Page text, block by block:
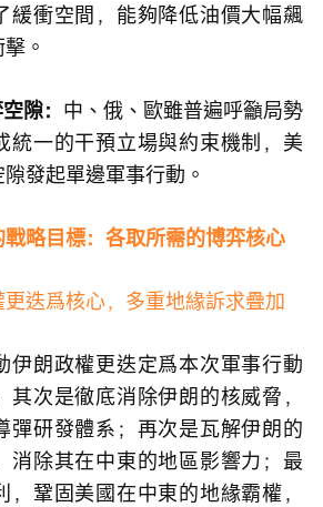
緩衝空間，能夠降低油價大幅飆
。
隙： 中、俄、歐雖普遍呼籲局勢
統一的干預立場與約束機制，美
發起單邊軍事行動。
略目標：各取所需的博弈核心
更迭爲核心，多重地緣訴求疊加
伊朗政權更迭定爲本次軍事行動
次是徹底消除伊朗的核威脅，
彈研發體系；再次是瓦解伊朗的
消除其在中東的地區影響力；最
鞏固美國在中東的地緣霸權，